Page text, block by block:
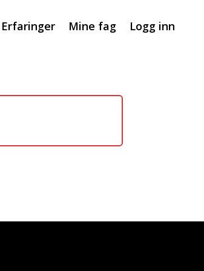
Erfaringer Mine fag Logg inn